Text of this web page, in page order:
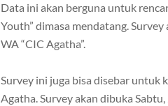
Data ini akan berguna untuk
Youth” dimasa mendatang.
WA “CIC Agatha”.
Survey ini juga bisa disebar untuk
Agatha. Survey akan dibuka